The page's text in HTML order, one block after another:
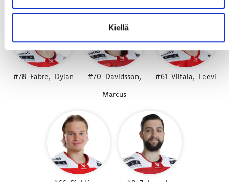
Kiellä
#78 Fabre, Dylan #70 Davidsson,
Marcus
#61 Viitala, Leevi